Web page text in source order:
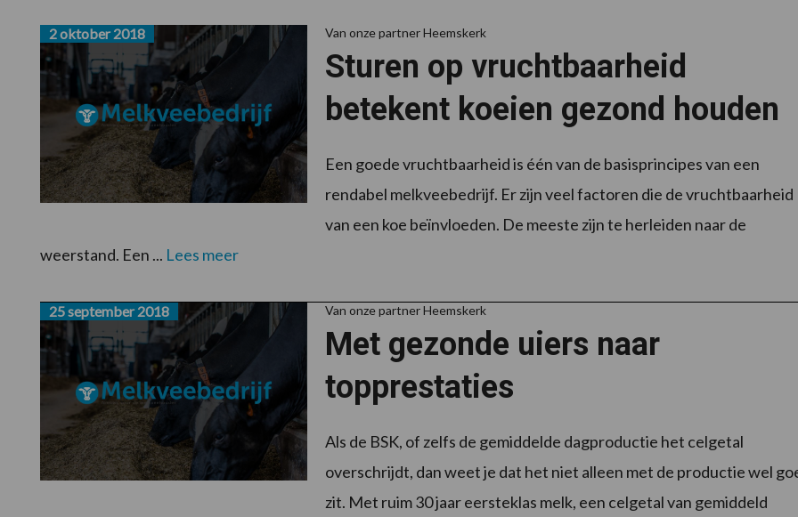
Van onze partner Heemskerk
Sturen op vruchtbaarheid
betekent koeien gezond houden
2 oktober 2018
Een goede vruchtbaarheid is één van de basisprincipes van een
rendabel melkveebedrijf. Er zijn veel factoren die de vruchtbaarheid
van een koe beïnvloeden. De meeste zijn te herleiden naar de
weerstand. Een ... Lees meer
Van onze partner Heemskerk
Met gezonde uiers naar
topprestaties
25 september 2018
Als de BSK, of zelfs de gemiddelde dagproductie het celgetal
overschrijdt, dan weet je dat het niet alleen met de productie wel
zit. Met ruim 30 jaar eersteklas melk, een celgetal van gemiddeld